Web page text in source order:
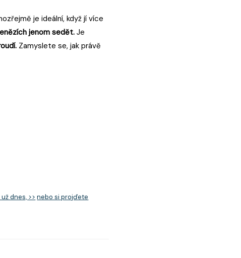
je ideální, když jí více
jenom sedět.Je
Zamyslete se, jak právě
dnes, >> nebo si projďete